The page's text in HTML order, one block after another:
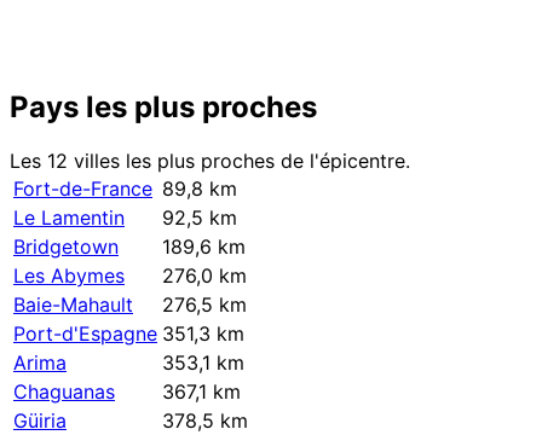
Pays les plus proches
Les 12 villes les plus proches de l'épicentre.
Fort-de-France 89,8 km
Le Lamentin
92,5 km
Bridgetown
189,6 km
Les Abymes
276,0 km
Baie-Mahault
276,5 km
Port-d'Espagne 351,3 km
Arima
353,1 km
Chaguanas
367,1 km
Güiria
378,5 km